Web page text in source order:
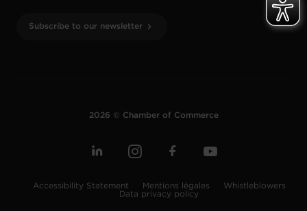
Subscribe to our newsletter
2026 © Chamber of Commerce
Accessibility Statement Mentions légales
Whistleblowers
Data privacy policy